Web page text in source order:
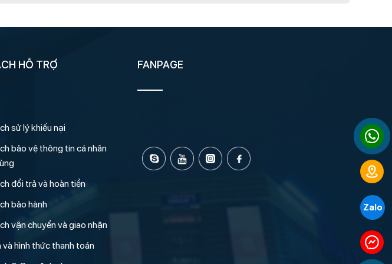
HỖ TRỢ
sử lý khiếu nại
bảo vệ thông tin cá nhân
đổi trả và hoàn tiền
bảo hành
vận chuyển và giao nhận
và hình thức thanh toán
FANPAGE
Zalo